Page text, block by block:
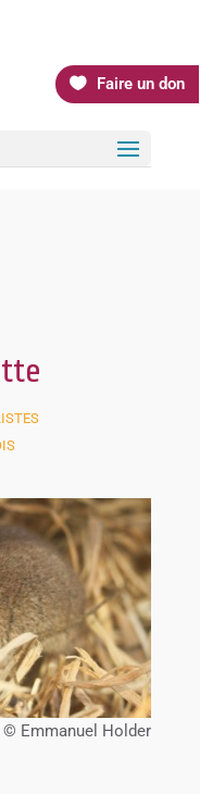
Faire un don
© Emmanuel Holder